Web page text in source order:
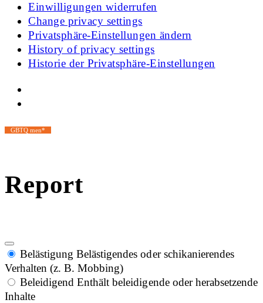
Einwilligungen widerrufen
Change privacy settings
Privatsphäre-Einstellungen ändern
History of privacy settings
Historie der Privatsphäre-Einstellungen
GBTQ men*
Report
Belästigung Belästigendes oder schikanierendes
Verhalten (z. B. Mobbing)
Beleidigend Enthält beleidigende oder herabsetzende
Inhalte